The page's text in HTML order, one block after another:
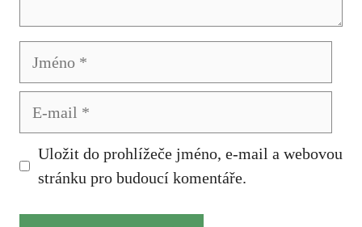
Jméno
Uložit do prohlížeče jméno, e-mail a webovou
stránku pro budoucí komentáře.